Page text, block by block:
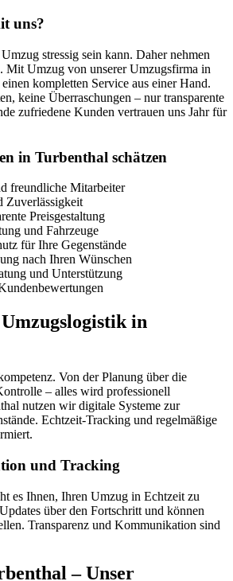
uns?
stressig sein kann. Daher nehmen
Mit Umzug von unserer Umzugsfirma in
kompletten Service aus einer Hand.
keine Überraschungen – nur transparente
zufriedene Kunden vertrauen uns Jahr für
in Turbenthal schätzen
freundliche Mitarbeiter
Zuverlässigkeit
Preisgestaltung
und Fahrzeuge
für Ihre Gegenstände
nach Ihren Wünschen
und Unterstützung
in
Von der Planung über die
– alles wird professionell
nutzen wir digitale Systeme zur
Echtzeit-Tracking und regelmäßige
und Tracking
es Ihnen, Ihren Umzug in Echtzeit zu
über den Fortschritt und können
Transparenz und Kommunikation sind
– Unser